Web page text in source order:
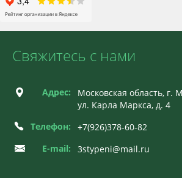
Свяжитесь с нами
Адрес:
Московская область,
ул. Карла Маркса, д. 4
Телефон:
+7(926)378-60-82
E-mail:
3stypeni@mail.ru